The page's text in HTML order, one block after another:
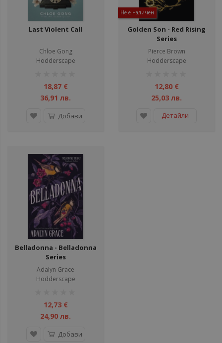
Last Violent Call
Chloe Gong
Hodderscape
18,87 €
36,91 лв.
Добави
Не е наличен
Golden Son - Red Rising
Series
Pierce Brown
Hodderscape
12,80 €
25,03 лв.
Детайли
Belladonna - Belladonna
Series
Adalyn Grace
Hodderscape
12,73 €
24,90 лв.
Добави